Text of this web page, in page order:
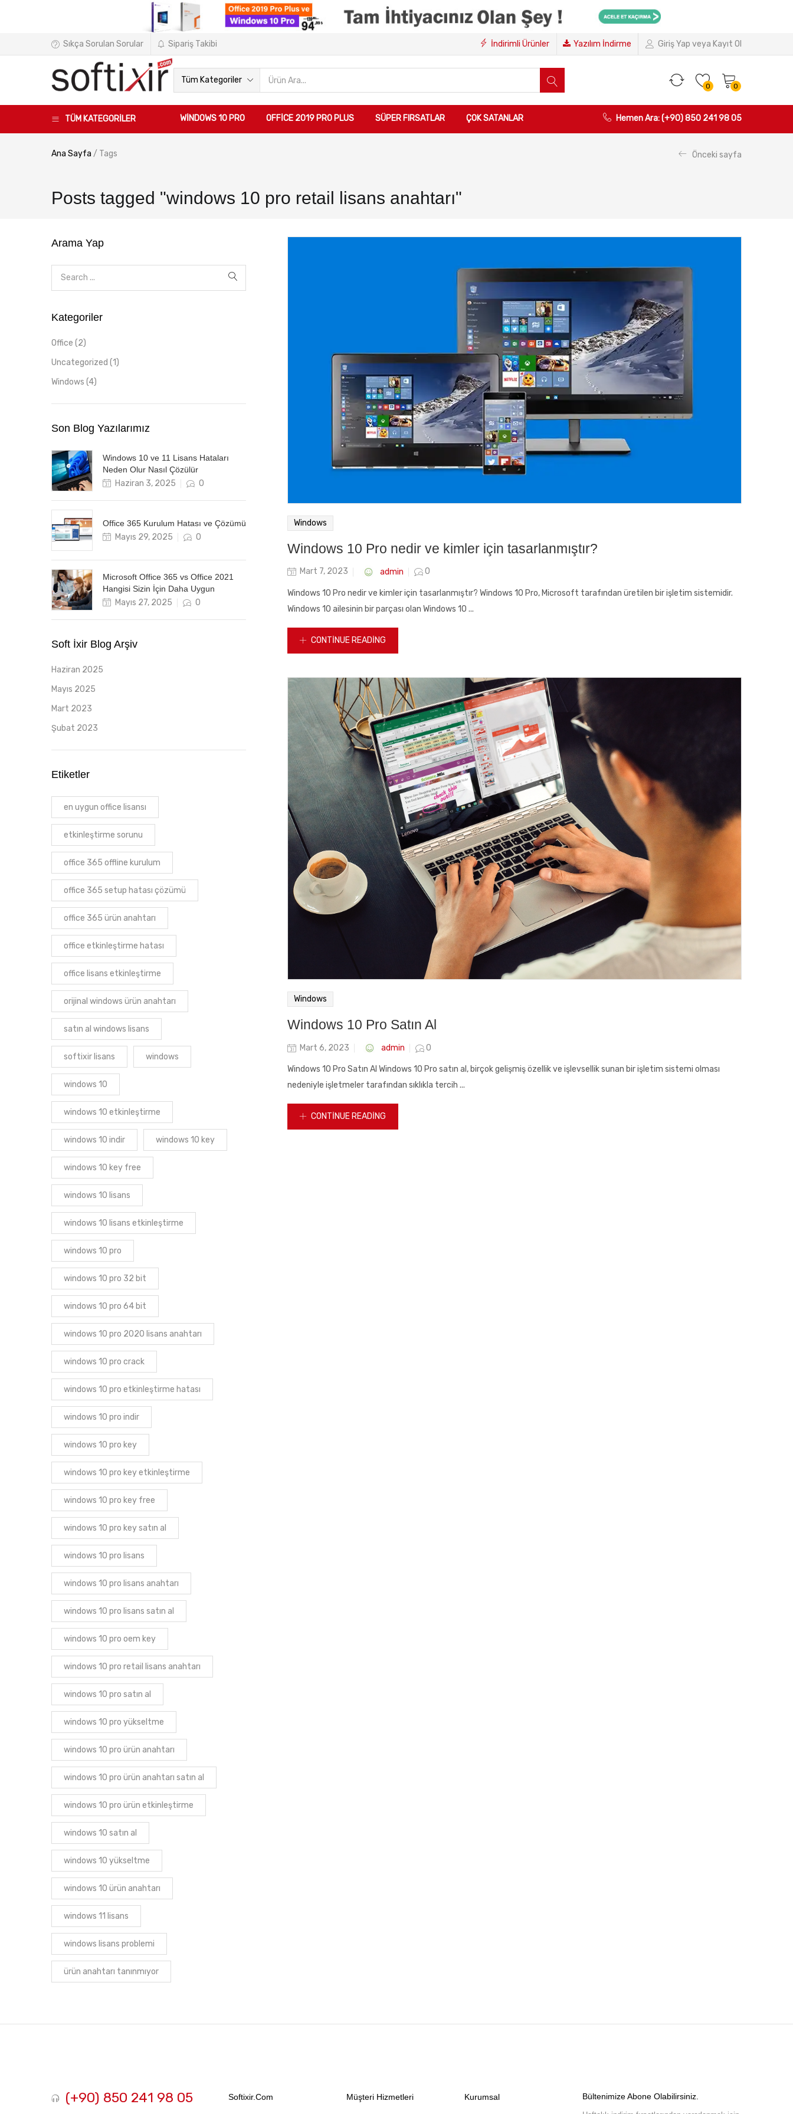
Sıkça Sorulan Sorular Sipariş Takibi Giriş Yap veya Kayıt Ol
İndirimli Ürünler Yazılım İndirme
Tüm Kategoriler
0 0
TÜM KATEGORİLER WINDOWS 10 PRO OFFICE 2019 PRO PLUS SÜPER FIRSATLAR ÇOK SATANLAR Hemen Ara: (+90) 850 241 98 05
Ana Sayfa / Tags Önceki sayfa
Posts tagged "windows 10 pro retail lisans anahtarı"
Windows
Windows 10 Pro nedir ve kimler için tasarlanmıştır?
Posted
Mart 7, 2023 admin 0
Windows 10 Pro nedir ve kimler için tasarlanmıştır? Windows 10 Pro, Microsoft tarafından üretilen bir işletim sistemidir.
Windows 10 ailesinin bir parçası olan Windows 10 ...
CONTINUE READING
Windows
Windows 10 Pro Satın Al
Posted
Mart 6, 2023 admin 0
Windows 10 Pro Satın Al Windows 10 Pro satın al, birçok gelişmiş özellik ve işlevsellik sunan bir işletim sistemi olması
nedeniyle işletmeler tarafından sıklıkla tercih ...
CONTINUE READING
Arama Yap
Kategoriler
Office (2)
Uncategorized (1)
Windows (4)
Son Blog Yazılarımız
Windows 10 ve 11 Lisans Hataları
Neden Olur Nasıl Çözülür
Posted
Haziran 3, 2025 0
Office 365 Kurulum Hatası ve Çözümü
Posted
Mayıs 29, 2025 0
Microsoft Office 365 vs Office 2021
Hangisi Sizin İçin Daha Uygun
Posted
Mayıs 27, 2025 0
Soft İxir Blog Arşiv
Haziran 2025
Mayıs 2025
Mart 2023
Şubat 2023
Etiketler
en uygun office lisansı
etkinleştirme sorunu
office 365 offline kurulum
office 365 setup hatası çözümü
office 365 ürün anahtarı
office etkinleştirme hatası
office lisans etkinleştirme
orijinal windows ürün anahtarı
satın al windows lisans
softixir lisans windows
windows 10
windows 10 etkinleştirme
windows 10 indir windows 10 key
windows 10 key free
windows 10 lisans
windows 10 lisans etkinleştirme
windows 10 pro
windows 10 pro 32 bit
windows 10 pro 64 bit
windows 10 pro 2020 lisans anahtarı
windows 10 pro crack
windows 10 pro etkinleştirme hatası
windows 10 pro indir
windows 10 pro key
windows 10 pro key etkinleştirme
windows 10 pro key free
windows 10 pro key satın al
windows 10 pro lisans
windows 10 pro lisans anahtarı
windows 10 pro lisans satın al
windows 10 pro oem key
windows 10 pro retail lisans anahtarı
windows 10 pro satın al
windows 10 pro yükseltme
windows 10 pro ürün anahtarı
windows 10 pro ürün anahtarı satın al
windows 10 pro ürün etkinleştirme
windows 10 satın al
windows 10 yükseltme
windows 10 ürün anahtarı
windows 11 lisans
windows lisans problemi
ürün anahtarı tanınmıyor
(+90) 850 241 98 05 Softixir.com Müşteri Hizmetleri Kurumsal Bültenimize Abone Olabilirsiniz.